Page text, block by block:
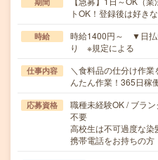
トOK！登録後は好き
時給
時給1400円～ ▼日払
り ※規定による
仕事内容
＼食料品の仕分け作
んたん作業！365日稼
応募資格
職種未経験OK / ブラ
不要
高校生は不可過度な
携帯電話をお持ちの